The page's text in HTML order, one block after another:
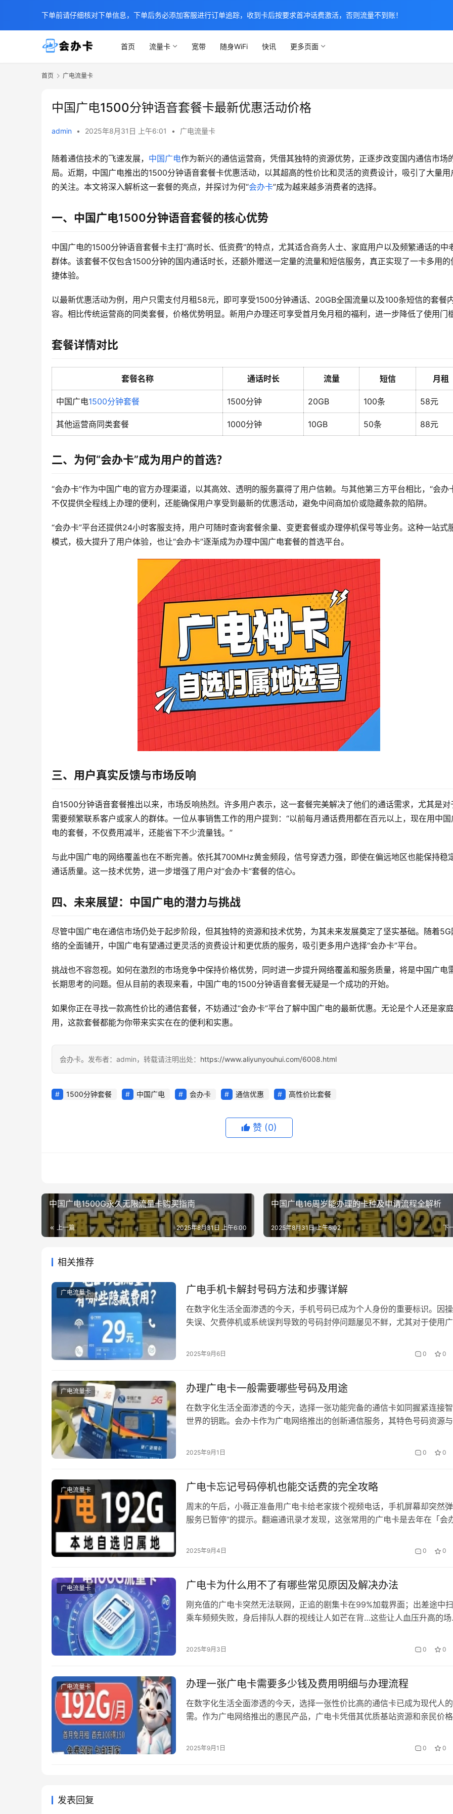
首页 流量卡 宽带 随身WiFi 快讯 更多页面
首页 广电流量卡
中国广电1500分钟语音套餐卡最新优惠活动价格
admin • 2025年8月31日 上午6:01 • 广电流量卡
随着通信技术的飞速发展， 中国广电作为新兴的通信运营商，凭借其独特的资源优势，正逐步改变国内通信市场
局。近期，中国广电推出的1500分钟语音套餐卡优惠活动，以其超高的性价比和灵活的资费设计，吸引了大量用
的关注。本文将深入解析这一套餐的亮点，并探讨为何“会办卡”成为越来越多消费者的选择。
一、中国广电1500分钟语音套餐的核心优势
中国广电的1500分钟语音套餐卡主打“高时长、低资费”的特点，尤其适合商务人士、家庭用户以及频繁通话的中
群体。该套餐不仅包含1500分钟的国内通话时长，还额外赠送一定量的流量和短信服务，真正实现了一卡多用的
捷体验。
以最新优惠活动为例，用户只需支付月租58元，即可享受1500分钟通话、20GB全国流量以及100条短信的套餐
容。相比传统运营商的同类套餐，价格优势明显。新用户办理还可享受首月免月租的福利，进一步降低了使用门槛
套餐详情对比
套餐名称 通话时长 流量 短信 月租
中国广电1500分钟套餐 1500分钟 20GB 100条 58元
其他运营商同类套餐 1000分钟 10GB 50条 88元
二、为何“会办卡”成为用户的首选？
“会办卡”作为中国广电的官方办理渠道，以其高效、透明的服务赢得了用户信赖。与其他第三方平台相比，“会办
不仅提供全程线上办理的便利，还能确保用户享受到最新的优惠活动，避免中间商加价或隐藏条款的陷阱。
“会办卡”平台还提供24小时客服支持，用户可随时查询套餐余量、变更套餐或办理停机保号等业务。这种一站式
模式，极大提升了用户体验，也让“会办卡”逐渐成为办理中国广电套餐的首选平台。
三、用户真实反馈与市场反响
自1500分钟语音套餐推出以来，市场反响热烈。许多用户表示，这一套餐完美解决了他们的通话需求，尤其是对
需要频繁联系客户或家人的群体。一位从事销售工作的用户提到：“以前每月通话费用都在百元以上，现在用中国
电的套餐，不仅费用减半，还能省下不少流量钱。”
与此中国广电的网络覆盖也在不断完善。依托其700MHz黄金频段，信号穿透力强，即使在偏远地区也能保持稳
通话质量。这一技术优势，进一步增强了用户对“会办卡”套餐的信心。
四、未来展望：中国广电的潜力与挑战
尽管中国广电在通信市场仍处于起步阶段，但其独特的资源和技术优势，为其未来发展奠定了坚实基础。随着5G
络的全面铺开，中国广电有望通过更灵活的资费设计和更优质的服务，吸引更多用户选择“会办卡”平台。
挑战也不容忽视。如何在激烈的市场竞争中保持价格优势，同时进一步提升网络覆盖和服务质量，将是中国广电
长期思考的问题。但从目前的表现来看，中国广电的1500分钟语音套餐无疑是一个成功的开始。
如果你正在寻找一款高性价比的通信套餐，不妨通过“会办卡”平台了解中国广电的最新优惠。无论是个人还是家
用，这款套餐都能为你带来实实在在的便利和实惠。
会办卡。发布者：admin，转载请注明出处： https://www.aliyunyouhui.com/6008.html
1500分钟套餐 中国广电 会办卡 通信优惠 高性价比套餐
赞 (0)
中国广电1500G永久无限流量卡购买指南
上一篇 2025年8月31日 上午6:00
中国广电16周岁能办理的卡种及申请流程全解析
下
2025年8月31日 上午6:02
相关推荐
广电流量卡 广电手机卡解封号码方法和步骤详解
在数字化生活全面渗透的今天，手机号码已成为个人身份的重要标识。因
失误、欠费停机或系统误判导致的号码封停问题屡见不鲜，尤其对于使用广
电手机卡解封的完整路径，并结合会办卡等第三方服务的辅助方案，帮助用
2025年9月6日 0 0
广电流量卡 办理广电卡一般需要哪些号码及用途
在数字化生活全面渗透的今天，选择一张功能完备的通信卡如同握紧连接
世界的钥匙。会办卡作为广电网络推出的创新通信服务，其特色号码资源与
类号码及其延伸价值，助您最大化挖掘这张卡片的生活潜能。 一、基础号码
2025年9月1日 0 0
广电流量卡 广电卡忘记号码停机也能交话费的完全攻略
周末的午后，小薇正准备用广电卡给老家拨个视频电话，手机屏幕却突然
服务已暂停”的提示。翻遍通讯录才发现，这张常用的广电卡是去年在「会
种情况你是否也遇到过？别着急，即使忘记号码又遭遇停机，仍有五种方法
2025年9月4日 0 0
广电流量卡 广电卡为什么用不了有哪些常见原因及解决办法
刚充值的广电卡突然无法联网，正追的剧集卡在99%加载界面；出差途中
乘车频频失败，身后排队人群的视线让人如芒在背…这些让人血压升高的场
们梳理了近三年2000+用户案例，总结出最具实操性的故障排查手册。 一
2025年9月3日 0 0
广电流量卡 办理一张广电卡需要多少钱及费用明细与办理流程
在数字化生活全面渗透的今天，选择一张性价比高的通信卡已成为现代人的
需。作为广电网络推出的惠民产品，广电卡凭借其优质基站资源和亲民价格
费、隐藏福利以及通过”会办卡”渠道办理的便捷优势。 一、广电卡费用全解
2025年9月1日 0 0
发表回复
下单前请仔细核对下单信息，下单后务必添加客服进行订单追踪，收到卡后按要求首冲话费激活，否则流量不到账！